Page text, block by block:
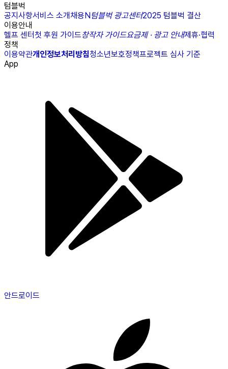
텀블벅
공지사항서비스 소개채용N텀블벅 광고센터2025 텀블벅 결산
이용안내
헬프 센터첫 후원 가이드창작자 가이드요금제 · 광고 안내제휴·협력
정책
이용약관개인정보처리방침청소년보호정책프로젝트 심사 기준
App
안드로이드